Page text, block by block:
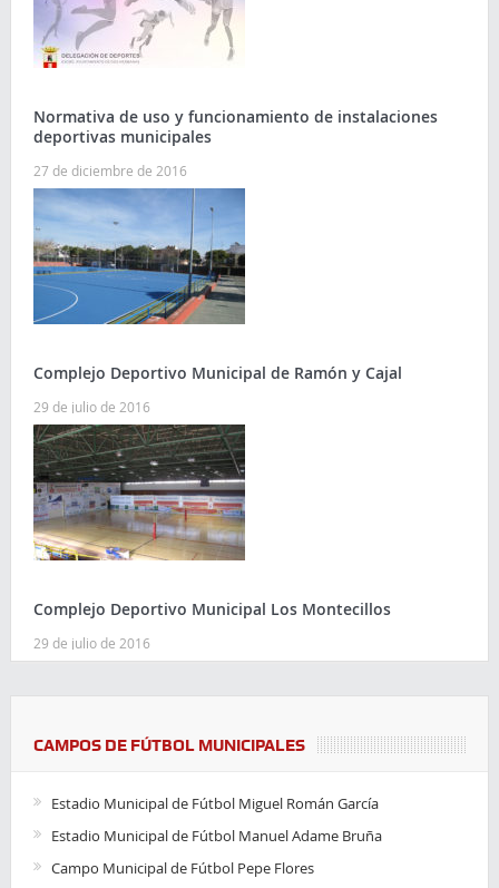
Normativa de uso y funcionamiento de instalaciones
deportivas municipales
27 de diciembre de 2016
Complejo Deportivo Municipal de Ramón y Cajal
29 de julio de 2016
Complejo Deportivo Municipal Los Montecillos
29 de julio de 2016
CAMPOS DE FÚTBOL MUNICIPALES
Estadio Municipal de Fútbol Miguel Román García
Estadio Municipal de Fútbol Manuel Adame Bruña
Campo Municipal de Fútbol Pepe Flores